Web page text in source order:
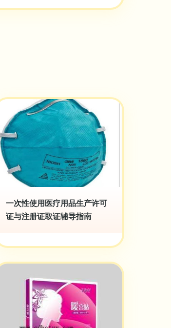
一次性使用医疗用品生产许可
证与注册证取证辅导指南